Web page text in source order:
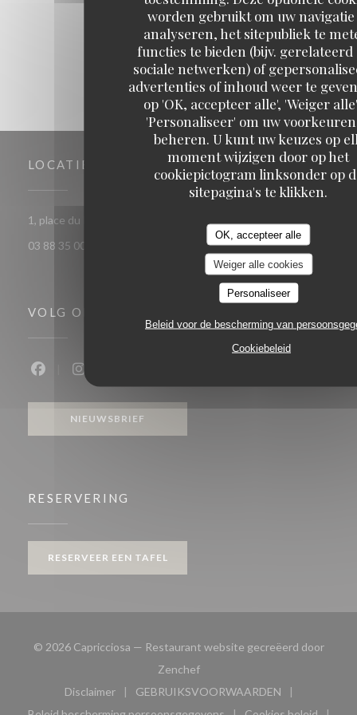
worden gebruikt om uw
analyseren, het sitepubliek te
functies te bieden (bijv. gerelateerd
sociale netwerken) of
advertenties of inhoud weer te
op 'OK, accepteer alle', 'Weiger
'Personaliseer' om uw
beheren. U kunt uw keuzes op
moment wijzigen door op het
cookiepictogram linksonder op
sitepagina's te klikken.
OK, accepteer alle
Weiger alle cookies
Personaliseer
Beleid voor de bescherming van
Cookiebeleid
2 3
LOCATIE
1, place du Pont aux chats 67000 Strasbourg
03 88 35 00 63
VOLG ONS
Facebook ((opent in een nieuw venster))
Instagram ((opent in een nieuw venster))
NIEUWSBRIEF
RESERVERING
RESERVEER EEN TAFEL
© 2026 Capricciosa — Restaurant website gecreëerd door
Zenchef((opent in een nieuw venster))
Disclaimer
((opent in een nieuw venster))
GEBRUIKSVOORWAARDEN
((opent in een nieuw